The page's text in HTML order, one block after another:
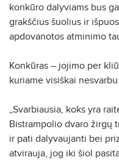
konkūro dalyviams bus
grakščius šuolius ir
apdovanotos atminimo
Konkūras – jojimo per
kuriame visiškai
„Svarbiausia, koks yra
Bistrampolio dvaro žirgų
ir pati dalyvaujanti bei
atvirauja, jog iki šiol